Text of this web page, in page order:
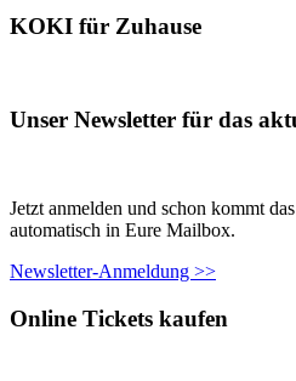
KOKI für Zuhause
Unser Newsletter für das
Jetzt anmelden und schon kommt
automatisch in Eure Mailbox.
Newsletter-Anmeldung >>
Online Tickets kaufen